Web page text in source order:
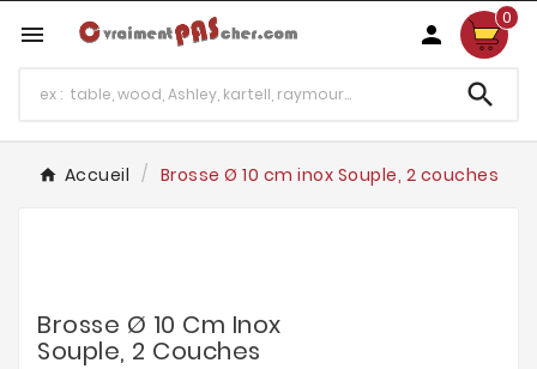
 
0

Accueil Brosse Ø 10 cm inox Souple, 2 couches
Brosse Ø 10 Cm Inox
Souple, 2 Couches